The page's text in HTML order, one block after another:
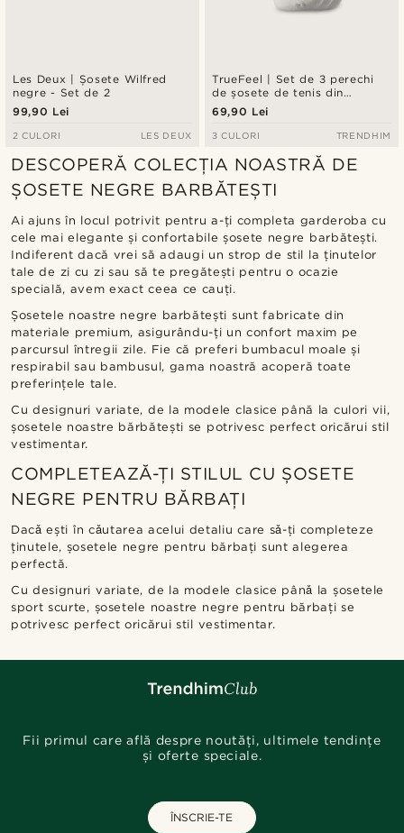
Les Deux | Șosete Wilfred
negre - Set de 2
99,90 Lei
2 CULORI LES DEUX
TrueFeel | Set de 3 perechi
de șosete de tenis din
bumbac premium, albe —
detaliu cu dungă neagră
69,90 Lei
3 CULORI TRENDHIM
DESCOPERĂ COLECȚIA NOASTRĂ DE
ȘOSETE NEGRE BARBĂTEȘTI
Ai ajuns în locul potrivit pentru a-ți completa garderoba cu
cele mai elegante și confortabile șosete negre barbătești.
Indiferent dacă vrei să adaugi un strop de stil la ținutelor
tale de zi cu zi sau să te pregătești pentru o ocazie
specială, avem exact ceea ce cauți.
Șosetele noastre negre barbătești sunt fabricate din
materiale premium, asigurându-ți un confort maxim pe
parcursul întregii zile. Fie că preferi bumbacul moale și
respirabil sau bambusul, gama noastră acoperă toate
preferințele tale.
Cu designuri variate, de la modele clasice până la culori vii,
șosetele noastre bărbătești se potrivesc perfect oricărui stil
vestimentar.
COMPLETEAZĂ-ȚI STILUL CU ȘOSETE
NEGRE PENTRU BĂRBAȚI
Dacǎ ești în cǎutarea acelui detaliu care sǎ-ți completeze
ținutele, șosetele negre pentru bărbați sunt alegerea
perfectă.
Cu designuri variate, de la modele clasice pânǎ la șosetele
sport scurte, șosetele noastre negre pentru bărbați se
potrivesc perfect oricărui stil vestimentar.
Fii primul care află despre noutăți, ultimele tendințe
și oferte speciale.
ÎNSCRIE-TE